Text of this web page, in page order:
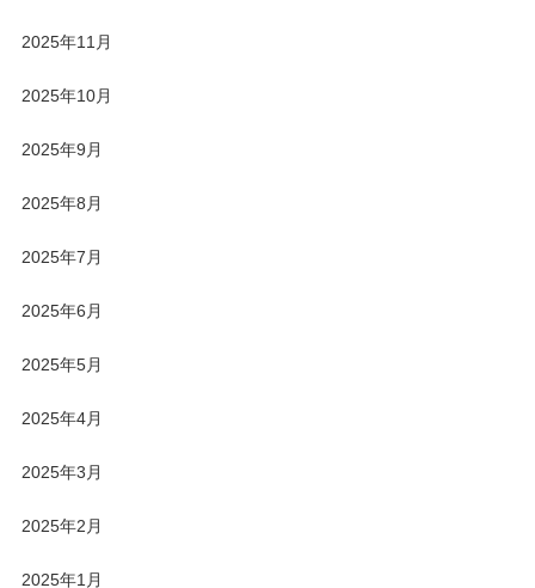
2025年11月
2025年10月
2025年9月
2025年8月
2025年7月
2025年6月
2025年5月
2025年4月
2025年3月
2025年2月
2025年1月